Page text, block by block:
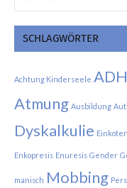
nach:
SCHLAGWÖRTER
Achtung Kinderseele
Atmung Ausbildung
Dyskalkulie Einkoten
Enkopresis Enuresis Gender
manisch Mobbing